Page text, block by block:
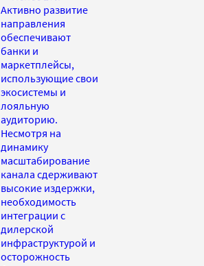
Активно развитие
направления
обеспечивают
банки и
маркетплейсы,
использующие свои
экосистемы и
лояльную
аудиторию.
Несмотря на
динамику
масштабирование
канала сдерживают
высокие издержки,
необходимость
интеграции с
дилерской
инфраструктурой и
осторожность